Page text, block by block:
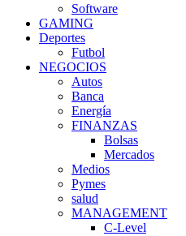
Software
GAMING
Deportes
Futbol
NEGOCIOS
Autos
Banca
Energía
FINANZAS
Bolsas
Mercados
Medios
Pymes
salud
MANAGEMENT
C-Level